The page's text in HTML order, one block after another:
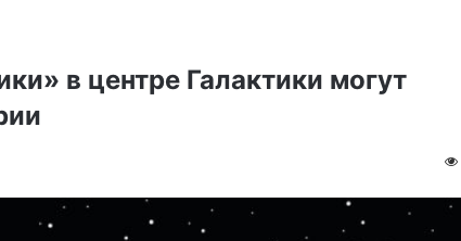
в центре Галактики могут